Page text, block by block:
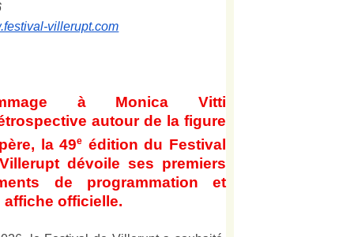
villerupt.com
à Monica Vitti
autour de la figure
la 49e édition du Festival
dévoile ses premiers
de programmation et
affiche officielle.